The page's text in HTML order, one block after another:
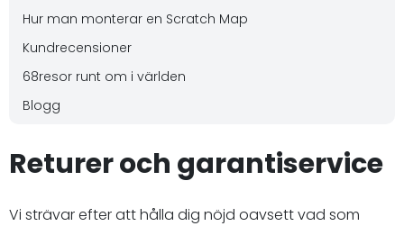
Hur man monterar en Scratch Map
Kundrecensioner
68resor runt om i världen
Blogg
Returer och garantiservice
Vi strävar efter att hålla dig nöjd oavsett vad som